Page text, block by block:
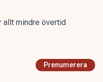
allt mindre övertid
Prenumerera